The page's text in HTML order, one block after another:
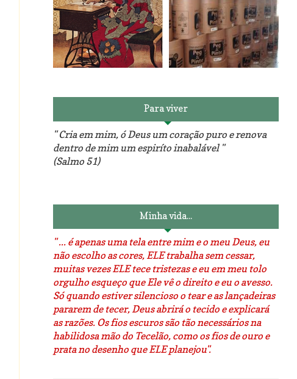
Reforma do sofá, agora é
em patchwork!
The Red Velvet !!! O Perfeito
Para viver
" Cria em mim, ó Deus um coração puro e renova
dentro de mim um espiríto inabalável "
(Salmo 51)
Minha vida...
" ... é apenas uma tela entre mim e o meu Deus, eu
não escolho as cores, ELE trabalha sem cessar,
muitas vezes ELE tece tristezas e eu em meu tolo
orgulho esqueço que Ele vê o direito e eu o avesso.
Só quando estiver silencioso o tear e as lançadeiras
pararem de tecer, Deus abrirá o tecido e explicará
as razões. Os fios escuros são tão necessários na
habilidosa mão do Tecelão, como os fios de ouro e
prata no desenho que ELE planejou".